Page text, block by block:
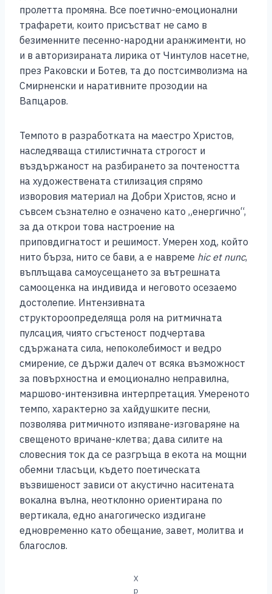
пролетта промяна. Все поетично-емоционални
трафарети, които присъстват не само в
безименните песенно-народни аранжименти, но
и в авторизираната лирика от Чинтулов насетне,
през Раковски и Ботев, та до постсимволизма на
Смирненски и наративните прозодии на
Вапцаров.
Темпото в разработката на маестро Христов,
наследяваща стилистичната строгост и
въздържаност на разбирането за почтеността
на художествената стилизация спрямо
изворовия материал на Добри Христов, ясно и
съвсем съзнателно е означено като „енергично“,
за да открои това настроение на
приповдигнатост и решимост. Умерен ход, който
нито бърза, нито се бави, а е навреме hic et nunc,
въплъщава самоусещането за вътрешната
самооценка на индивида и неговото осезаемо
достолепие. Интензивната
структороопределяща роля на ритмичната
пулсация, чиято сгъстеност подчертава
сдържаната сила, непоколебимост и ведро
смирение, се държи далеч от всяка възможност
за повърхностна и емоционално неправилна,
маршово-интензивна интерпретация. Умереното
темпо, характерно за хайдушките песни,
позволява ритмичното изпяване-изговаряне на
свещеното вричане-клетва; дава силите на
словесния ток да се разгръща в екота на мощни
обемни тласъци, където поетическата
възвишеност зависи от акустично наситената
вокална вълна, неотклонно ориентирана по
вертикала, едно анагогическо издигане
едновременно като обещание, завет, молитва и
благослов.
Х
р